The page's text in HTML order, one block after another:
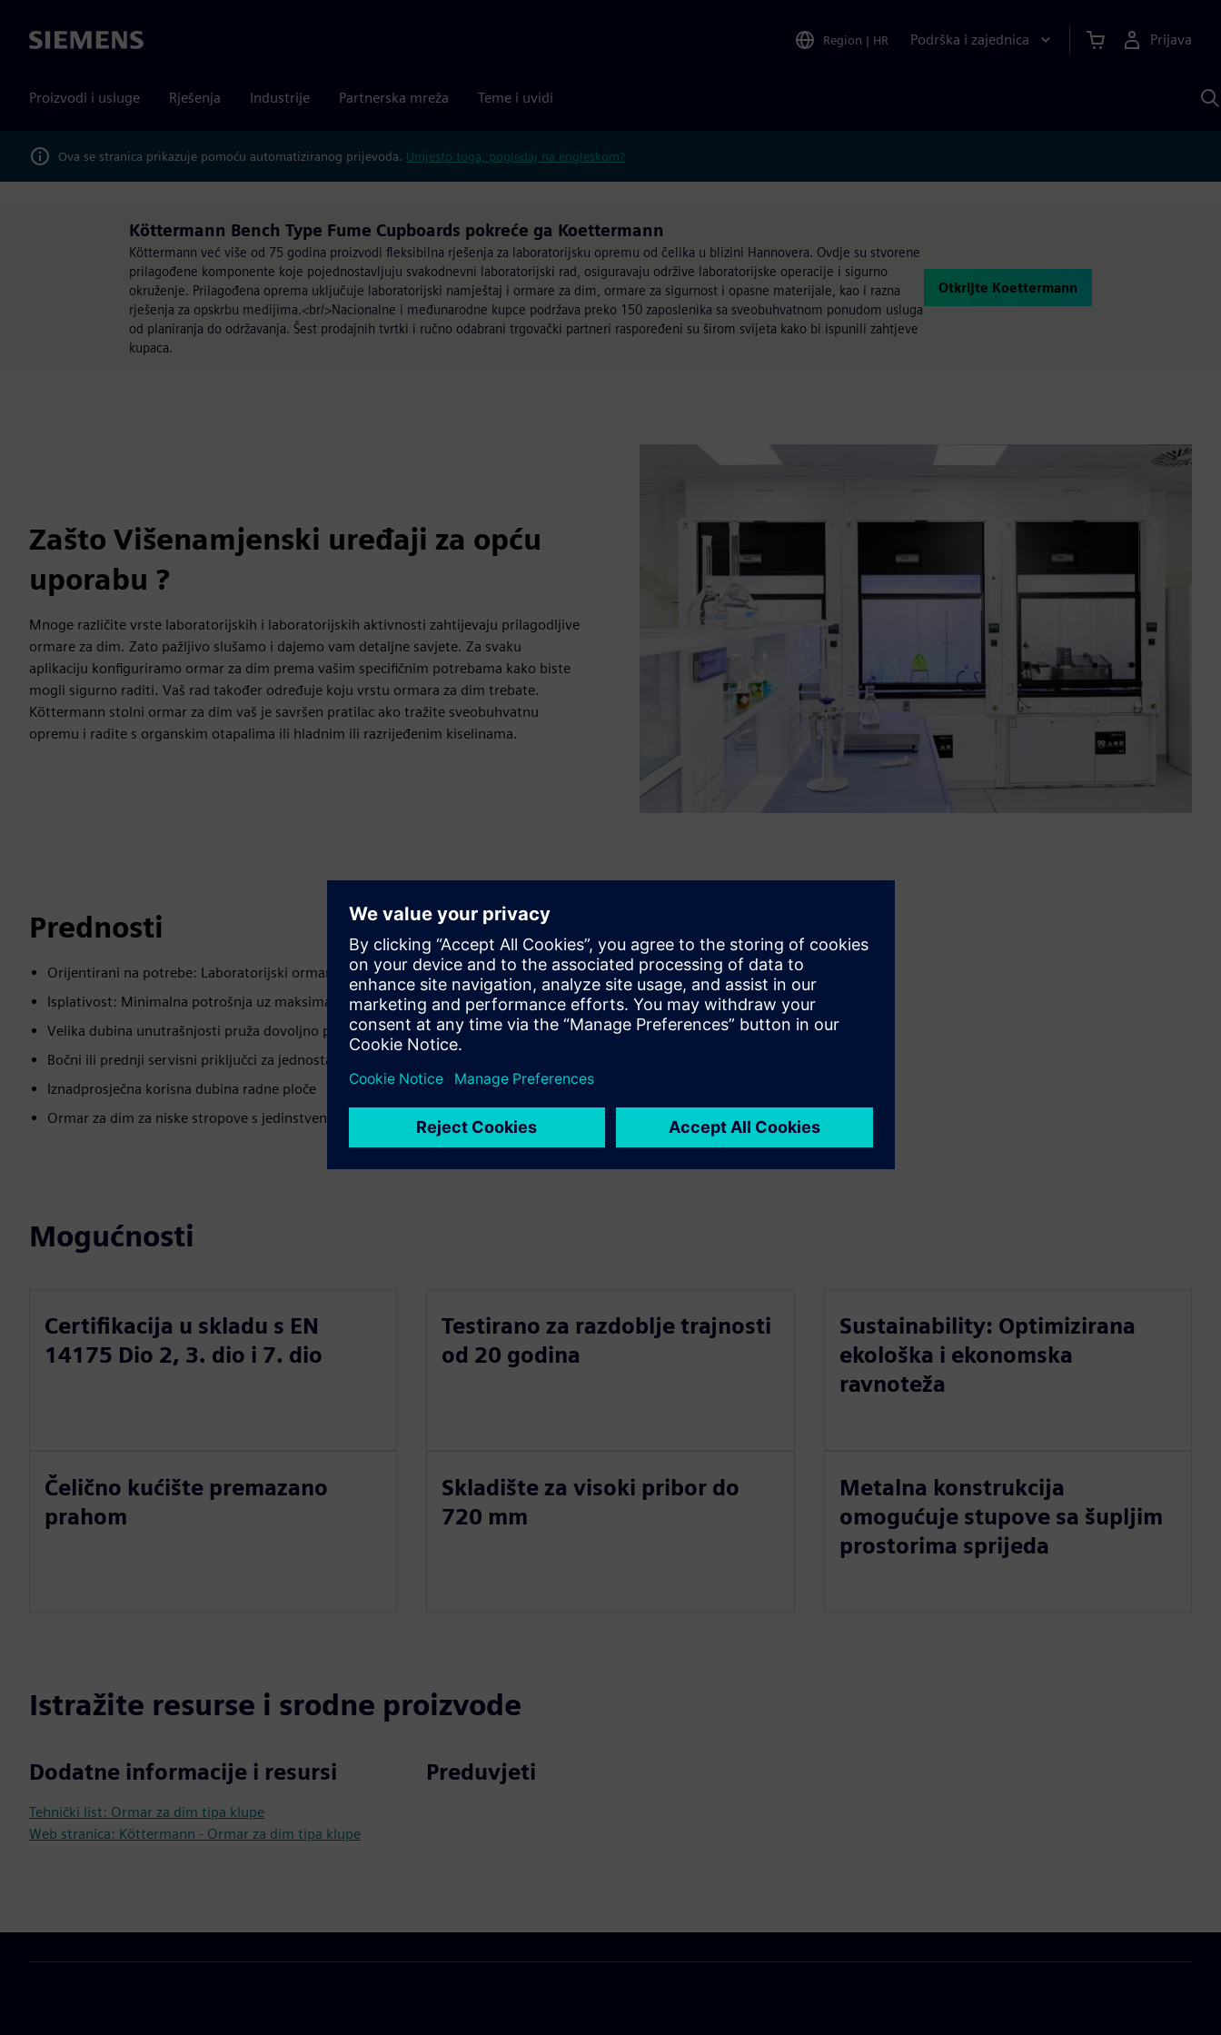
Siemens Region | HR Podrška i zajednica Prijava
Proizvodi i usluge Rješenja Industrije Partnerska mreža Teme i uvidi
Ova se stranica prikazuje pomoću automatiziranog prijevoda. Umjesto toga, pogledaj na engleskom?
Köttermann Bench Type Fume Cupboards pokreće ga Koettermann
Köttermann već više od 75 godina proizvodi fleksibilna rješenja za laboratorijsku opremu od čelika u blizini Hannovera. Ovdje su stvorene
prilagođene komponente koje pojednostavljuju svakodnevni laboratorijski rad, osiguravaju održive laboratorijske operacije i sigurno
okruženje. Prilagođena oprema uključuje laboratorijski namještaj i ormare za dim, ormare za sigurnost i opasne materijale, kao i razna
rješenja za opskrbu medijima.<br/>Nacionalne i međunarodne kupce podržava preko 150 zaposlenika sa sveobuhvatnom ponudom usluga
od planiranja do održavanja. Šest prodajnih tvrtki i ručno odabrani trgovački partneri raspoređeni su širom svijeta kako bi ispunili zahtjeve
kupaca.
Otkrijte Koettermann
Zašto Višenamjenski uređaji za opću
uporabu ?
Mnoge različite vrste laboratorijskih i laboratorijskih aktivnosti zahtijevaju prilagodljive
ormare za dim. Zato pažljivo slušamo i dajemo vam detaljne savjete. Za svaku
aplikaciju konfiguriramo ormar za dim prema vašim specifičnim potrebama kako biste
mogli sigurno raditi. Vaš rad također određuje koju vrstu ormara za dim trebate.
Köttermann stolni ormar za dim vaš je savršen pratilac ako tražite sveobuhvatnu
opremu i radite s organskim otapalima ili hladnim ili razrijeđenim kiselinama.
Prednosti
Orijentirani na potrebe: Laboratorijski ormari za dim dizajnirani prema vašim primjenama
Isplativost: Minimalna potrošnja uz maksimalnu sigurnost
Velika dubina unutrašnjosti pruža dovoljno prostora za opremu
Bočni ili prednji servisni priključci za jednostavno dodirivanje vode, plina itd.
Iznadprosječna korisna dubina radne ploče
Ormar za dim za niske stropove s jedinstvenom niskom visinom ugradnje (2250 mm)
Mogućnosti
Certifikacija u skladu s EN
14175 Dio 2, 3. dio i 7. dio
Testirano za razdoblje trajnosti
od 20 godina
Sustainability: Optimizirana
ekološka i ekonomska
ravnoteža
Čelično kućište premazano
prahom
Skladište za visoki pribor do
720 mm
Metalna konstrukcija
omogućuje stupove sa šupljim
prostorima sprijeda
Istražite resurse i srodne proizvode
Dodatne informacije i resursi
Tehnički list: Ormar za dim tipa klupe
Web stranica: Köttermann - Ormar za dim tipa klupe
Preduvjeti